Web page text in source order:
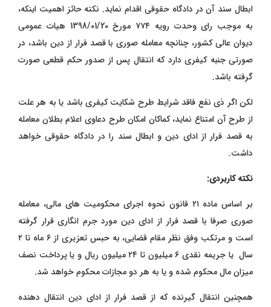
ابطال سند آن در دادگاه حقوقی اقدام نماید. نکته حائز اهمیت اینکه،
به موجب رای وحدت رویه ۷۷۴ مورخ 1398/01/20 هیات عمومی
دیوان عالی کشور، چنانچه معامله صوری با قصد فرار از دین باشد، در
صورتی جنبه کیفری دارد که انتقال پس از صدور حکم قطعی صورت
گرفته باشد.
لکن اگر ذی نفع فاقد شرایط طرح شکایت کیفری باشد یا به هر علت
از طرح آن امتناع نماید، کماکان امکان طرح دعاوی اعلام بطلان معامله
به قصد فرار از ادای دین و ابطال سند را در دادگاه حقوقی خواهد
داشت.
نکته کاربردی:
بر اساس ماده ۲۱ قانون نحوه اجرای محکومیت های مالی، معامله
صوری صرفا با قصد فرار از ادای دین مورد جرم انگاری قرار گرفته
است و مرتکب وفق نظر مقام قضایی، به حبس تعزیری از ۶ ماه تا ۲
سال یا جریمه نقدی ۶ میلیون تا ۲۴ میلیون ریال و یا پرداخت نصف
میزان مال محکوم شده و یا به هر دو مجازات محکوم خواهد شد.
همچنین انتقال گیرنده که از قصد فرار از ادای دین انتقال دهنده